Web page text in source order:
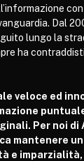
con
Dal
lungo la
ha
veloce ed
Per noi di
mantenere
e